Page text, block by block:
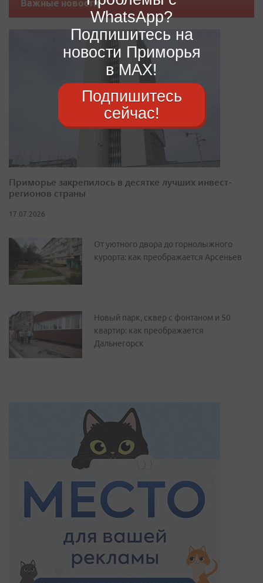
Важные новости
Приморье закрепилось в десятке лучших инвест-
регионов страны
17.07.2026
От уютного двора до горнолыжного
курорта: как преображается Арсеньев
Новый парк, сквер с фонтаном и 50
квартир: как преображается
Дальнегорск
WhatsApp?
Подпишитесь на
новости Приморья
в MAX!
Подпишитесь
сейчас!